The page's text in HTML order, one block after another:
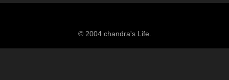
© 2004 chandra's Life.